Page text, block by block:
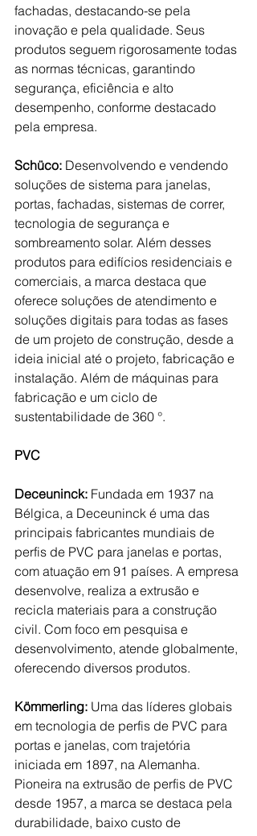
fachadas, destacando-se pela
inovação e pela qualidade. Seus
produtos seguem rigorosamente todas
as normas técnicas, garantindo
segurança, eficiência e alto
desempenho, conforme destacado
pela empresa.
Schüco: Desenvolvendo e vendendo
soluções de sistema para janelas,
portas, fachadas, sistemas de correr,
tecnologia de segurança e
sombreamento solar. Além desses
produtos para edifícios residenciais e
comerciais, a marca destaca que
oferece soluções de atendimento e
soluções digitais para todas as fases
de um projeto de construção, desde a
ideia inicial até o projeto, fabricação e
instalação. Além de máquinas para
fabricação e um ciclo de
sustentabilidade de 360 °.
PVC
Deceuninck: Fundada em 1937 na
Bélgica, a Deceuninck é uma das
principais fabricantes mundiais de
perfis de PVC para janelas e portas,
com atuação em 91 países. A empresa
desenvolve, realiza a extrusão e
recicla materiais para a construção
civil. Com foco em pesquisa e
desenvolvimento, atende globalmente,
oferecendo diversos produtos.
Kömmerling: Uma das líderes globais
em tecnologia de perfis de PVC para
portas e janelas, com trajetória
iniciada em 1897, na Alemanha.
Pioneira na extrusão de perfis de PVC
desde 1957, a marca se destaca pela
durabilidade, baixo custo de